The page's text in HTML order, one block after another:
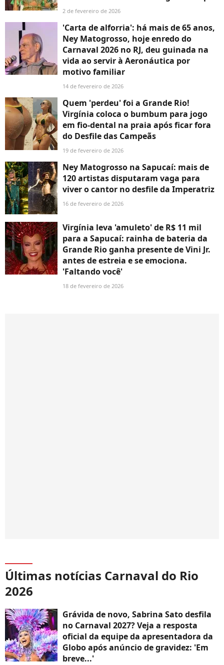
2 de fevereiro de 2026
'Carta de alforria': há mais de 65 anos,
Ney Matogrosso, hoje enredo do
Carnaval 2026 no RJ, deu guinada na
vida ao servir à Aeronáutica por
motivo familiar
14 de fevereiro de 2026
Quem 'perdeu' foi a Grande Rio!
Virgínia coloca o bumbum para jogo
em fio-dental na praia após ficar fora
do Desfile das Campeãs
19 de fevereiro de 2026
Ney Matogrosso na Sapucaí: mais de
120 artistas disputaram vaga para
viver o cantor no desfile da Imperatriz
16 de fevereiro de 2026
Virgínia leva 'amuleto' de R$ 11 mil
para a Sapucaí: rainha de bateria da
Grande Rio ganha presente de Vini Jr.
antes de estreia e se emociona.
'Faltando você'
18 de fevereiro de 2026
Últimas notícias Carnaval do Rio
2026
Grávida de novo, Sabrina Sato desfila
no Carnaval 2027? Veja a resposta
oficial da equipe da apresentadora da
Globo após anúncio de gravidez: 'Em
breve...'